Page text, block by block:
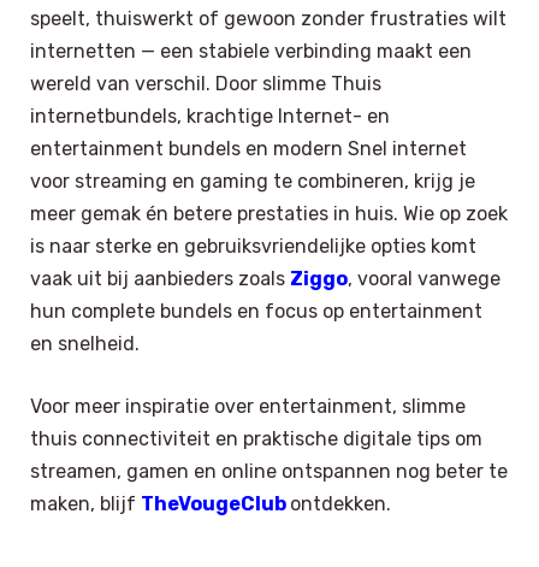
speelt, thuiswerkt of gewoon zonder frustraties wilt
internetten — een stabiele verbinding maakt een
wereld van verschil. Door slimme Thuis
internetbundels, krachtige Internet- en
entertainment bundels en modern Snel internet
voor streaming en gaming te combineren, krijg je
meer gemak én betere prestaties in huis. Wie op zoek
is naar sterke en gebruiksvriendelijke opties komt
vaak uit bij aanbieders zoals Ziggo, vooral vanwege
hun complete bundels en focus op entertainment
en snelheid.
Voor meer inspiratie over entertainment, slimme
thuis connectiviteit en praktische digitale tips om
streamen, gamen en online ontspannen nog beter te
maken, blijf TheVougeClub ontdekken.